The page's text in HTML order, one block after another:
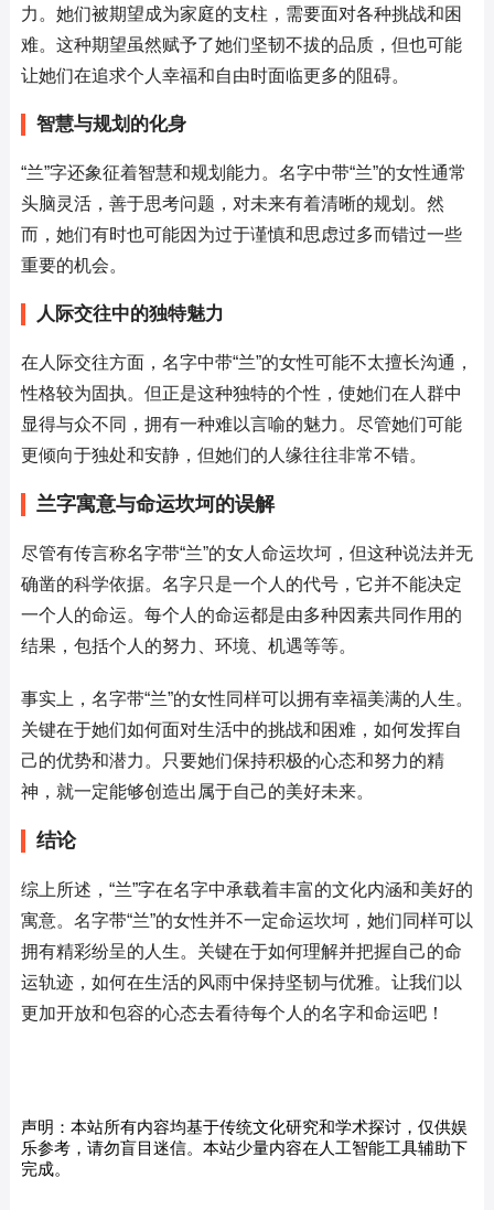
力。她们被期望成为家庭的支柱，需要面对各种挑战和困
难。这种期望虽然赋予了她们坚韧不拔的品质，但也可能
让她们在追求个人幸福和自由时面临更多的阻碍。
智慧与规划的化身
“兰”字还象征着智慧和规划能力。名字中带“兰”的女性通常
头脑灵活，善于思考问题，对未来有着清晰的规划。然
而，她们有时也可能因为过于谨慎和思虑过多而错过一些
重要的机会。
人际交往中的独特魅力
在人际交往方面，名字中带“兰”的女性可能不太擅长沟通，
性格较为固执。但正是这种独特的个性，使她们在人群中
显得与众不同，拥有一种难以言喻的魅力。尽管她们可能
更倾向于独处和安静，但她们的人缘往往非常不错。
兰字寓意与命运坎坷的误解
尽管有传言称名字带“兰”的女人命运坎坷，但这种说法并无
确凿的科学依据。名字只是一个人的代号，它并不能决定
一个人的命运。每个人的命运都是由多种因素共同作用的
结果，包括个人的努力、环境、机遇等等。
事实上，名字带“兰”的女性同样可以拥有幸福美满的人生。
关键在于她们如何面对生活中的挑战和困难，如何发挥自
己的优势和潜力。只要她们保持积极的心态和努力的精
神，就一定能够创造出属于自己的美好未来。
结论
综上所述，“兰”字在名字中承载着丰富的文化内涵和美好的
寓意。名字带“兰”的女性并不一定命运坎坷，她们同样可以
拥有精彩纷呈的人生。关键在于如何理解并把握自己的命
运轨迹，如何在生活的风雨中保持坚韧与优雅。让我们以
更加开放和包容的心态去看待每个人的名字和命运吧！
声明：本站所有内容均基于传统文化研究和学术探讨，仅供娱
乐参考，请勿盲目迷信。本站少量内容在人工智能工具辅助下
完成。